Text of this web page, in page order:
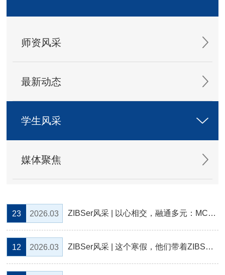
师资风采
最新动态
学生风采
媒体聚焦
23 2026.03 ZIBSer风采 | 以心相交，融通多元：MCS学子的ZIBS际遇
12 2026.03 ZIBSer风采 | 这个寒假，他们带着ZIBS的求学故事返回家乡